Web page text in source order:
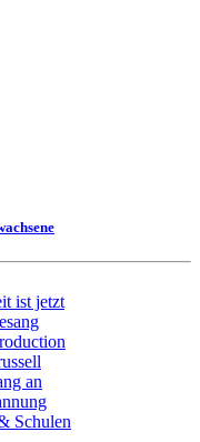
ist jetzt
an
Schulen